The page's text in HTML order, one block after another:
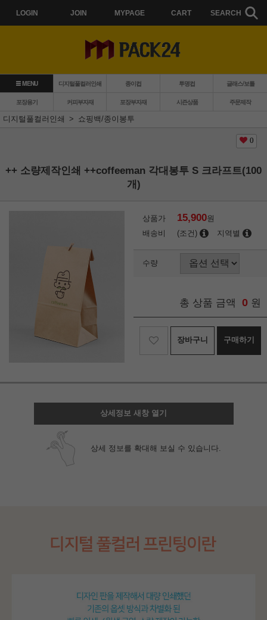
LOGIN JOIN MYPAGE CART SEARCH
MENU 디지털풀컬러인쇄 종이컵 투명컵 글래스/보틀
포장용기 커피부자재 포장부자재 시즌상품
주문제작
디지털풀컬러인쇄
쇼핑백/종이봉투
0
++ 소량제작인쇄 ++coffeeman 각대봉투 S 크라프트(100
개)
상품가 15,900원
배송비
(조건) 지역별
수량
총 상품 금액 0 원
장바구니 구매하기
상세정보 새창 열기
상세 정보를 확대해 보실 수 있습니다.